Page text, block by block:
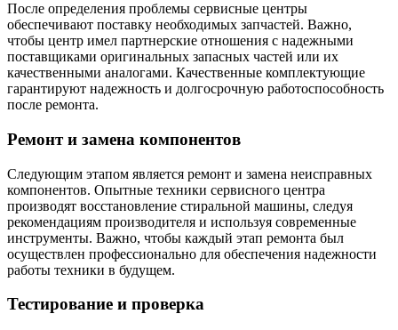
После определения проблемы сервисные центры
обеспечивают поставку необходимых запчастей. Важно,
чтобы центр имел партнерские отношения с надежными
поставщиками оригинальных запасных частей или их
качественными аналогами. Качественные комплектующие
гарантируют надежность и долгосрочную работоспособность
после ремонта.
Ремонт и замена компонентов
Следующим этапом является ремонт и замена неисправных
компонентов. Опытные техники сервисного центра
производят восстановление стиральной машины, следуя
рекомендациям производителя и используя современные
инструменты. Важно, чтобы каждый этап ремонта был
осуществлен профессионально для обеспечения надежности
работы техники в будущем.
Тестирование и проверка